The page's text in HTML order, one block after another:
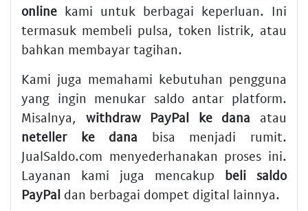
online kami untuk berbagai keperluan. Ini
termasuk membeli pulsa, token listrik, atau
bahkan membayar tagihan.
Kami juga memahami kebutuhan pengguna
yang ingin menukar saldo antar platform.
Misalnya, withdraw PayPal ke dana atau
neteller ke dana bisa menjadi rumit.
JualSaldo.com menyederhanakan proses ini.
Layanan kami juga mencakup beli saldo
PayPal dan berbagai dompet digital lainnya.